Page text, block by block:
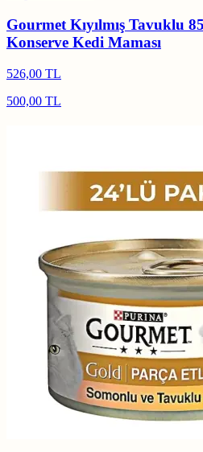
Gourmet Kıyılmış Tavuklu
Konserve Kedi Maması
526,00 TL
500,00 TL